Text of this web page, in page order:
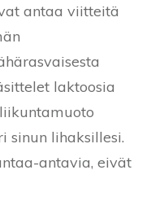
antaa viitteitä
laktoosia
sinun lihaksillesi.
antavia, eivät